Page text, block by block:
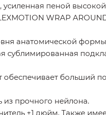
пеной
WRAP
анатомической
сублимированная
больший
прочного нейлона.
+1 дюйм. Также